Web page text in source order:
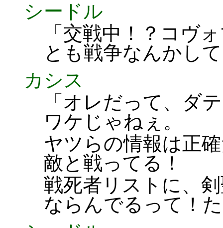
シードル
「交戦中！？コヴ
とも戦争なんかし
カシス
「オレだって、ダ
ワケじゃねぇ。
ヤツらの情報は正
敵と戦ってる！
戦死者リストに、
ならんでるって！